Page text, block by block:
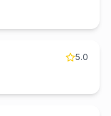
5.0